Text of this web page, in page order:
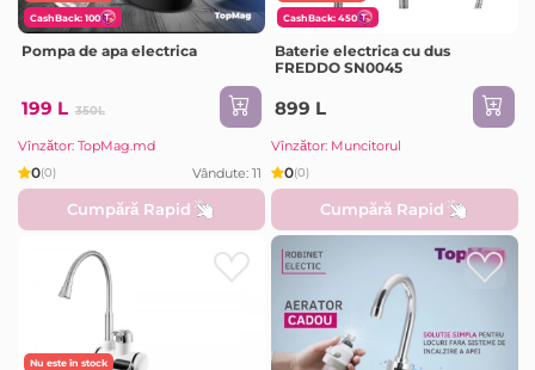
CashBack: 100
Pompa de apa electrica
199 L 350L
Vînzător: TopMag.md
0(0) Vândute: 11
Cumpără Rapid
CashBack: 450
Baterie electrica cu dus
FREDDO SN0045
899 L
Vînzător: Muncitorul
0(0)
Cumpără Rapid
Nu este în stock